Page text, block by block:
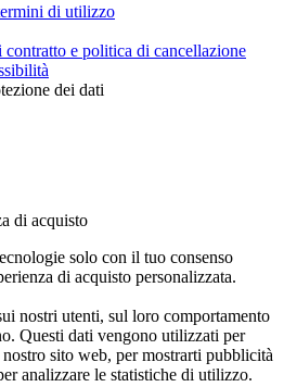
di utilizzo
e politica di cancellazione
dei dati
di acquisto
solo con il tuo consenso
di acquisto personalizzata.
nostri utenti, sul loro comportamento
Questi dati vengono utilizzati per
sito web, per mostrarti pubblicità
analizzare le statistiche di utilizzo.